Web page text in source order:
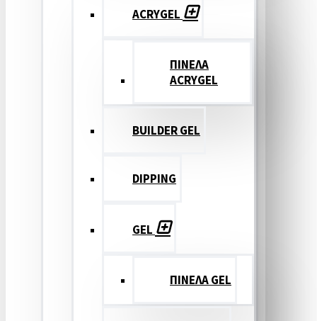
ACRYGEL
ΠΙΝΕΛΑ
ACRYGEL
BUILDER GEL
DIPPING
GEL
ΠΙΝΕΛΑ GEL